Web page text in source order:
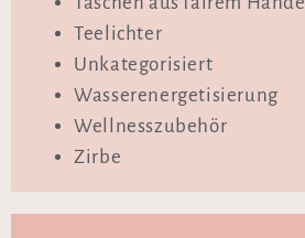
Teelichter
Unkategorisiert
Wasserenergetisierung
Wellnesszubehör
Zirbe